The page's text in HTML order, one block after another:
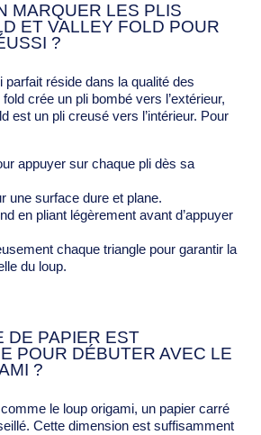
MARQUER LES PLIS
ET VALLEY FOLD POUR
?
parfait réside dans la qualité des
crée un pli bombé vers l’extérieur,
est un pli creusé vers l’intérieur. Pour
appuyer sur chaque pli dès sa
une surface dure et plane.
en pliant légèrement avant d’appuyer
chaque triangle pour garantir la
du loup.
DE PAPIER EST
POUR DÉBUTER AVEC LE
?
le loup origami, un papier carré
Cette dimension est suffisamment